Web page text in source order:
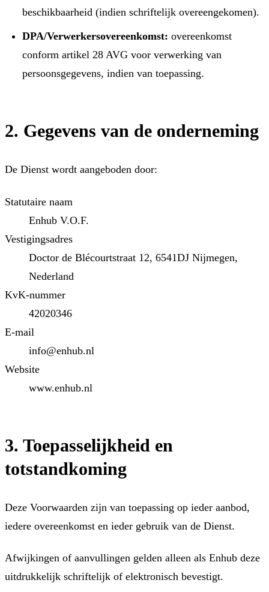
beschikbaarheid (indien schriftelijk overeengekomen).
DPA/Verwerkersovereenkomst: overeenkomst
conform artikel 28 AVG voor verwerking van
persoonsgegevens, indien van toepassing.
2. Gegevens van de onderneming
De Dienst wordt aangeboden door:
Statutaire naam
Enhub V.O.F.
Vestigingsadres
Doctor de Blécourtstraat 12, 6541DJ Nijmegen,
Nederland
KvK-nummer
42020346
E-mail
info@enhub.nl
Website
www.enhub.nl
3. Toepasselijkheid en
totstandkoming
Deze Voorwaarden zijn van toepassing op ieder aanbod,
iedere overeenkomst en ieder gebruik van de Dienst.
Afwijkingen of aanvullingen gelden alleen als Enhub deze
uitdrukkelijk schriftelijk of elektronisch bevestigt.